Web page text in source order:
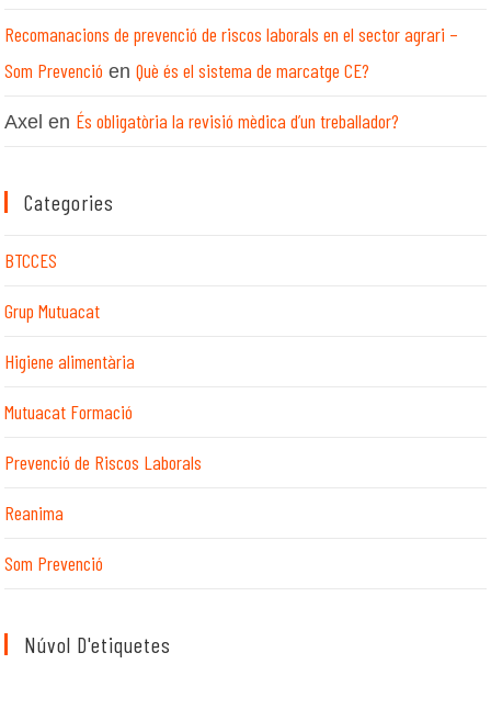
Recomanacions de prevenció de riscos laborals en el sector agrari –
Som Prevenció enQuè és el sistema de marcatge CE?
Axel en És obligatòria la revisió mèdica d’un treballador?
Categories
BTCCES
Grup Mutuacat
Higiene alimentària
Mutuacat Formació
Prevenció de Riscos Laborals
Reanima
Som Prevenció
Núvol D'etiquetes